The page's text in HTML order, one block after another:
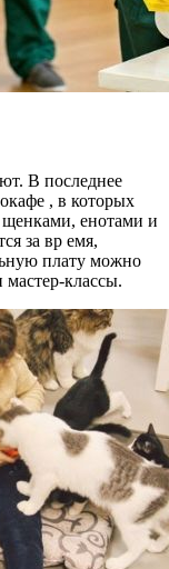
В последнее
, в которых
щенками, енотами и
за вр емя,
плату можно
мастер-классы.